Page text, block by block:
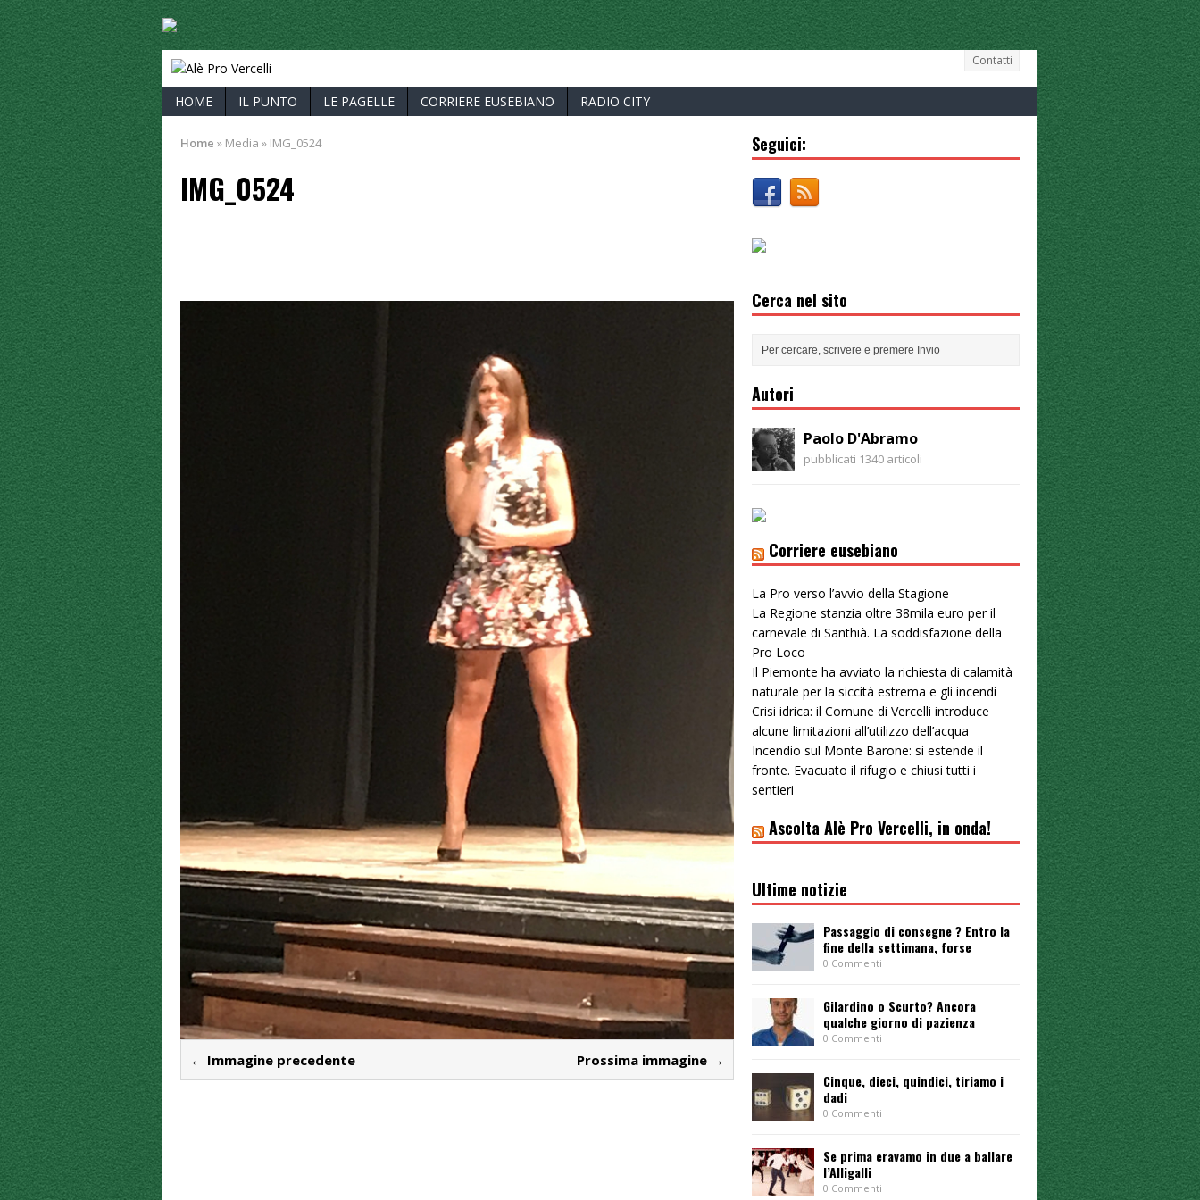
Contatti
ALÈ PRO VERCELLI
HOME IL PUNTO LE PAGELLE CORRIERE EUSEBIANO RADIO CITY
Home » Media » IMG_0524
IMG_0524
← Immagine precedente Prossima immagine →
Seguici:
Cerca nel sito
Autori
Paolo D'Abramo
pubblicati 1340 articoli
Corriere eusebiano
La Pro verso l’avvio della Stagione
La Regione stanzia oltre 38mila euro per il
carnevale di Santhià. La soddisfazione della
Pro Loco
Il Piemonte ha avviato la richiesta di calamità
naturale per la siccità estrema e gli incendi
Crisi idrica: il Comune di Vercelli introduce
alcune limitazioni all’utilizzo dell’acqua
Incendio sul Monte Barone: si estende il
fronte. Evacuato il rifugio e chiusi tutti i
sentieri
Ascolta Alè Pro Vercelli, in onda!
Ultime notizie
Passaggio di consegne ? Entro la
fine della settimana, forse
0 Commenti
Gilardino o Scurto? Ancora
qualche giorno di pazienza
0 Commenti
Cinque, dieci, quindici, tiriamo i
dadi
0 Commenti
Se prima eravamo in due a ballare
l’Alligalli
0 Commenti